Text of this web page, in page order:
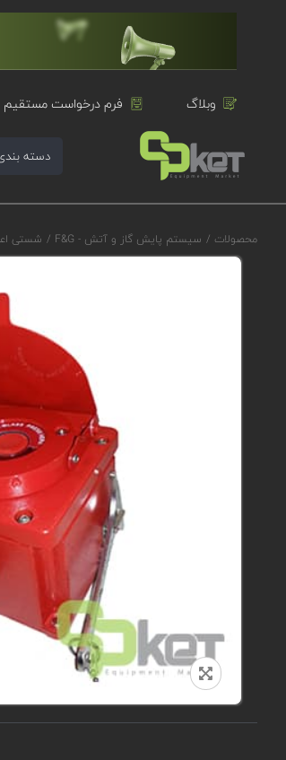
وبلاگ فرم درخواست مستقیم
دسته
محصولات / سیستم پایش گاز و آتش - F&G / شستی